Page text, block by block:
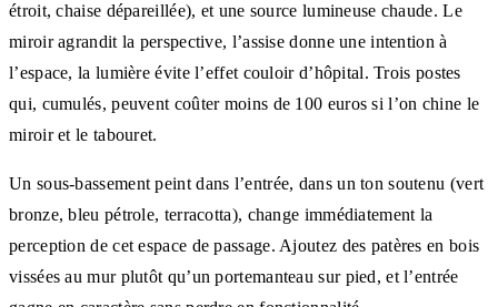
étroit, chaise dépareillée), et une source lumineuse chaude. Le
miroir agrandit la perspective, l’assise donne une intention à
l’espace, la lumière évite l’effet couloir d’hôpital. Trois postes
qui, cumulés, peuvent coûter moins de 100 euros si l’on chine le
miroir et le tabouret.
Un sous-bassement peint dans l’entrée, dans un ton soutenu (vert
bronze, bleu pétrole, terracotta), change immédiatement la
perception de cet espace de passage. Ajoutez des patères en bois
vissées au mur plutôt qu’un portemanteau sur pied, et l’entrée